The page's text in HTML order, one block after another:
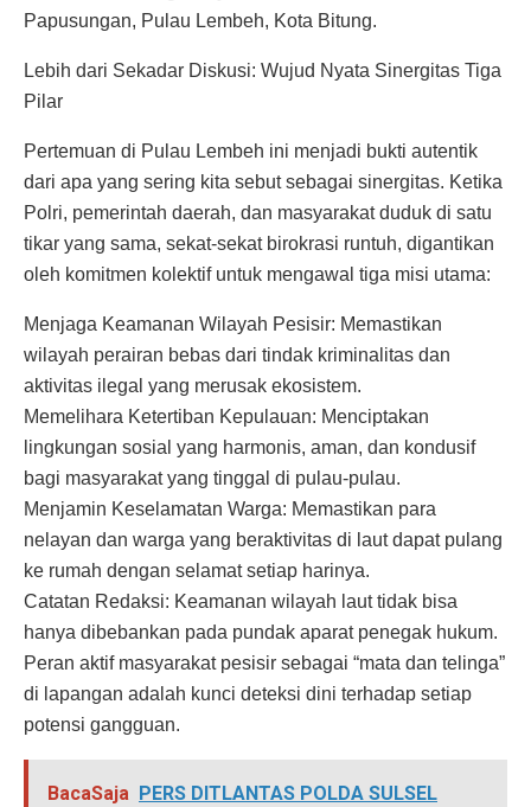
Papusungan, Pulau Lembeh, Kota Bitung.
Lebih dari Sekadar Diskusi: Wujud Nyata Sinergitas Tiga
Pilar
Pertemuan di Pulau Lembeh ini menjadi bukti autentik
dari apa yang sering kita sebut sebagai sinergitas. Ketika
Polri, pemerintah daerah, dan masyarakat duduk di satu
tikar yang sama, sekat-sekat birokrasi runtuh, digantikan
oleh komitmen kolektif untuk mengawal tiga misi utama:
Menjaga Keamanan Wilayah Pesisir: Memastikan
wilayah perairan bebas dari tindak kriminalitas dan
aktivitas ilegal yang merusak ekosistem.
Memelihara Ketertiban Kepulauan: Menciptakan
lingkungan sosial yang harmonis, aman, dan kondusif
bagi masyarakat yang tinggal di pulau-pulau.
Menjamin Keselamatan Warga: Memastikan para
nelayan dan warga yang beraktivitas di laut dapat pulang
ke rumah dengan selamat setiap harinya.
Catatan Redaksi: Keamanan wilayah laut tidak bisa
hanya dibebankan pada pundak aparat penegak hukum.
Peran aktif masyarakat pesisir sebagai “mata dan telinga”
di lapangan adalah kunci deteksi dini terhadap setiap
potensi gangguan.
BacaSaja PERS DITLANTAS POLDA SULSEL